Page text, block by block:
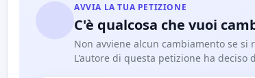
AVVIA LA TUA PETIZIONE
C'è qualcosa che vuoi
Non avviene alcun cambiamento se si
L'autore di questa petizione ha deciso